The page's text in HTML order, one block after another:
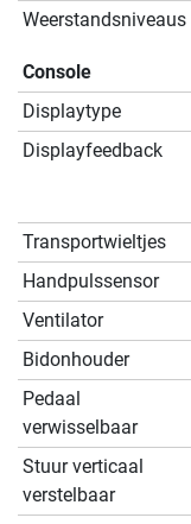
Weerstandsniveaus
Console
Displaytype
Displayfeedback
Transportwieltjes
Handpulssensor
Ventilator
Bidonhouder
Pedaal
verwisselbaar
Stuur verticaal
verstelbaar